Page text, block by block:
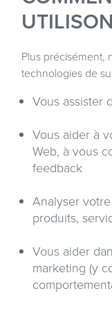
Plus précisément,
technologies de
Vous assister
Vous aider à
Web, à vous
feedback
Analyser
produits,
Vous aider
marketing (y